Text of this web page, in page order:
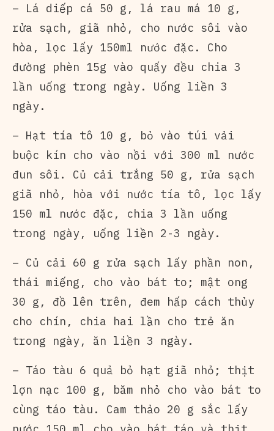
– Lá diếp cá 50 g, lá rau má 10 g,
rửa sạch, giã nhỏ, cho nước sôi vào
hòa, lọc lấy 150ml nước đặc. Cho
đường phèn 15g vào quấy đều chia 3
lần uống trong ngày. Uống liền 3
ngày.
– Hạt tía tô 10 g, bỏ vào túi vải
buộc kín cho vào nồi với 300 ml nước
đun sôi. Củ cải trắng 50 g, rửa sạch
giã nhỏ, hòa với nước tía tô, lọc lấy
150 ml nước đặc, chia 3 lần uống
trong ngày, uống liền 2-3 ngày.
– Củ cải 60 g rửa sạch lấy phần non,
thái miếng, cho vào bát to; mật ong
30 g, đồ lên trên, đem hấp cách thủy
cho chín, chia hai lần cho trẻ ăn
trong ngày, ăn liền 3 ngày.
– Táo tàu 6 quả bỏ hạt giã nhỏ; thịt
lợn nạc 100 g, băm nhỏ cho vào bát to
cùng táo tàu. Cam thảo 20 g sắc lấy